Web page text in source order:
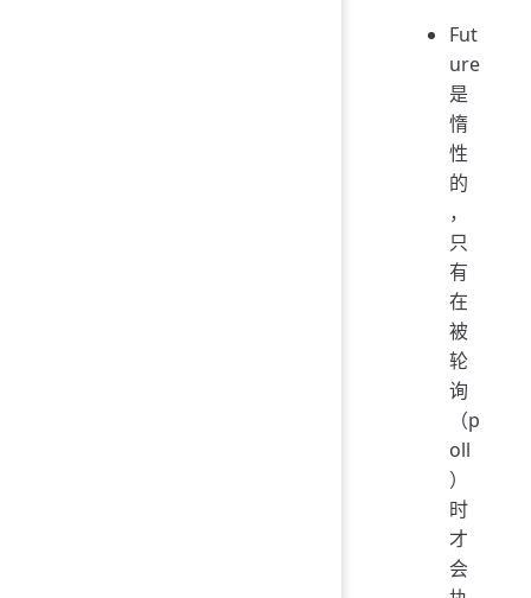
Fut
ure
是
惰
性
的
，
只
有
在
被
轮
询
（p
oll
）
时
才
会